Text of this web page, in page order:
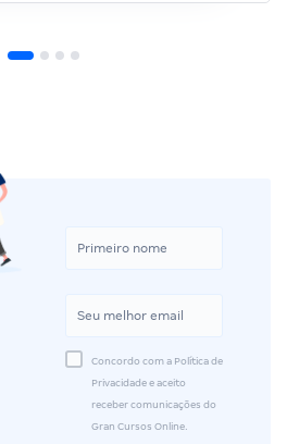
Concordo com a Política de
Privacidade e aceito
receber comunicações do
Gran Cursos Online.